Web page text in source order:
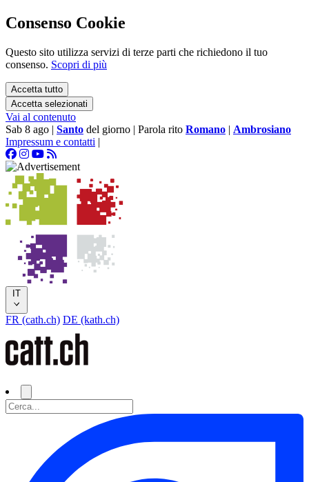
Consenso Cookie
Questo sito utilizza servizi di terze parti che richiedono il tuo
consenso. Scopri di più
Accetta tutto
Accetta selezionati
Vai al contenuto
Sab 8 ago | Santo del giorno | Parola rito Romano | Ambrosiano
Impressum e contatti |
IT
FR (cath.ch) DE (kath.ch)